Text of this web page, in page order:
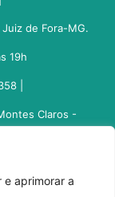
e aprimorar a
Juiz de Fora-MG.
19h
|
Claros -